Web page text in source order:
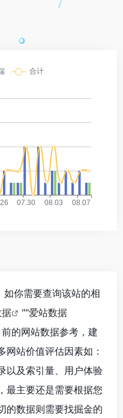
你需要查询该站的相
据 ""爱站数据
的网站数据参考，建
站价值评估因素如：
以及索引量、用户体验
最主要还是需要根据您
的数据则需要找掘金的